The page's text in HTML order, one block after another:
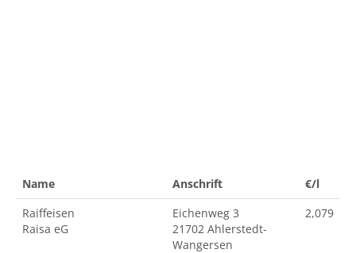
Name Anschrift
€/l
Raiffeisen
Raisa eG
Eichenweg 3
21702 Ahlerstedt-
Wangersen
2,079